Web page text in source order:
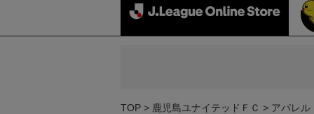
TOP 鹿児島ユナイテッドＦＣ アパレル